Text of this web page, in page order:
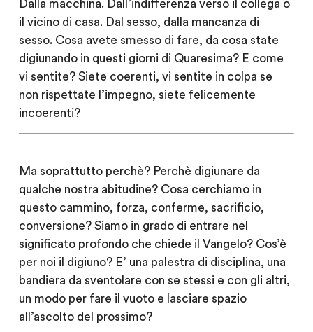
Dalla macchina. Dall’indifferenza verso il collega o
il vicino di casa. Dal sesso, dalla mancanza di
sesso. Cosa avete smesso di fare, da cosa state
digiunando in questi giorni di Quaresima? E come
vi sentite? Siete coerenti, vi sentite in colpa se
non rispettate l’impegno, siete felicemente
incoerenti?
Ma soprattutto perchè? Perchè digiunare da
qualche nostra abitudine? Cosa cerchiamo in
questo cammino, forza, conferme, sacrificio,
conversione? Siamo in grado di entrare nel
significato profondo che chiede il Vangelo? Cos’è
per noi il digiuno? E’ una palestra di disciplina, una
bandiera da sventolare con se stessi e con gli altri,
un modo per fare il vuoto e lasciare spazio
all’ascolto del prossimo?